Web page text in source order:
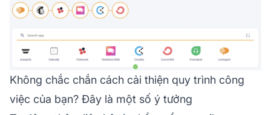
Không chắc chắn cách cải thiện quy trình công
việc của bạn? Đây là một số ý tưởng